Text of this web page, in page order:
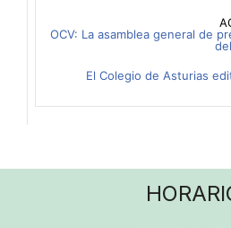
OCV: La asamblea general de
El Colegio de Asturias